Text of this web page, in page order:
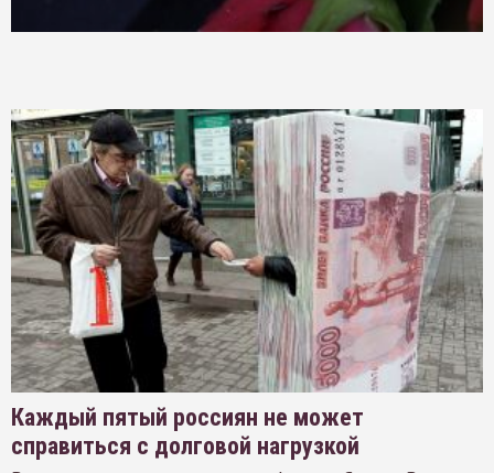
Каждый пятый россиян не может
справиться с долговой нагрузкой